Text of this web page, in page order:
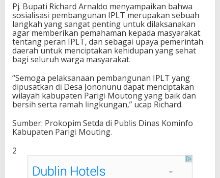
n
g
u
n
a
n
(
P
L
T
)
T
a
h
u
2
0
2
Pj. Bupati Richard Arnaldo menyampaikan bahwa
sosialisasi pembangunan IPLT merupakan sebuah
langkah yang sangat penting untuk dilaksanakan
agar memberikan pemahaman kepada masyarakat
tentang peran IPLT, dan sebagai upaya pemerintah
daerah untuk menciptakan kehidupan yang sehat
bagi seluruh warga masyarakat.
“Semoga pelaksanaan pembangunan IPLT yang
dipusatkan di Desa Jononunu dapat menciptakan
wilayah kabupaten Parigi Moutong yang baik dan
bersih serta ramah lingkungan,” ucap Richard.
Sumber: Prokopim Setda di Publis Dinas Kominfo
Kabupaten Parigi Mouting.
2